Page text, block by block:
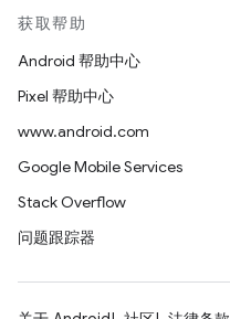
获取帮助
Android 帮助中心
Pixel 帮助中心
www.android.com
Google Mobile Services
Stack Overflow
问题跟踪器